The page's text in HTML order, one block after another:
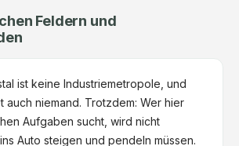
Feldern und
ist keine Industriemetropole, und
auch niemand. Trotzdem: Wer hier
Aufgaben sucht, wird nicht
Auto steigen und pendeln müssen.